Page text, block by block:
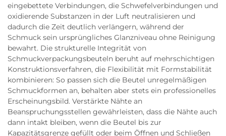
eingebettete Verbindungen, die Schwefelverbindungen und
oxidierende Substanzen in der Luft neutralisieren und
dadurch die Zeit deutlich verlängern, während der
Schmuck sein ursprüngliches Glanzniveau ohne Reinigung
bewahrt. Die strukturelle Integrität von
Schmuckverpackungsbeuteln beruht auf mehrschichtigen
Konstruktionsverfahren, die Flexibilität mit Formstabilität
kombinieren: So passen sich die Beutel unregelmäßigen
Schmuckformen an, behalten aber stets ein professionelles
Erscheinungsbild. Verstärkte Nähte an
Beanspruchungsstellen gewährleisten, dass die Nähte auch
dann intakt bleiben, wenn die Beutel bis zur
Kapazitätsgrenze gefüllt oder beim Öffnen und Schließen